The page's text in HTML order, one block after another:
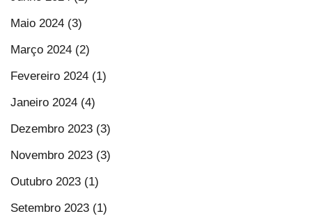
Maio 2024 (3)
Março 2024 (2)
Fevereiro 2024 (1)
Janeiro 2024 (4)
Dezembro 2023 (3)
Novembro 2023 (3)
Outubro 2023 (1)
Setembro 2023 (1)